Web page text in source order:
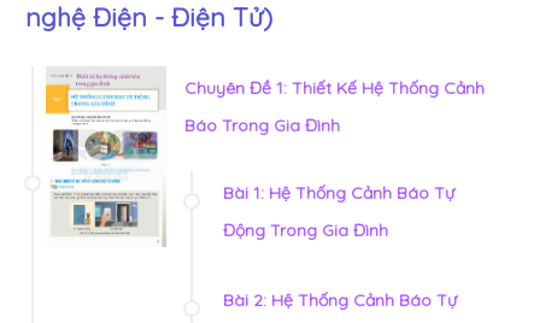
nghệ Điện - Điện Tử)
Chuyên Đề 1: Thiết Kế Hệ Thống Cảnh
Báo Trong Gia Đình
Bài 1: Hệ Thống Cảnh Báo Tự
Động Trong Gia Đình
Bài 2: Hệ Thống Cảnh Báo Tự